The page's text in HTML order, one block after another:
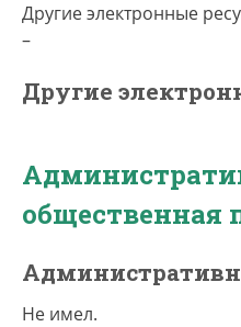
Другие электронные
–
Другие
общественная
Не имел.